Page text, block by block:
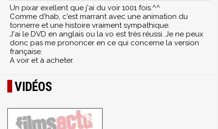
Un pixar exellent que j'ai du voir 1001 fois.^^
Comme d'hab, c'est marrant avec une animation du
tonnerre et une histoire vraiment sympathique.
J'ai le DVD en anglais ou la vo est très réussi. Je ne peux
donc pas me prononcer en ce qui concerne la version
française.
A voir et à acheter.
VIDÉOS